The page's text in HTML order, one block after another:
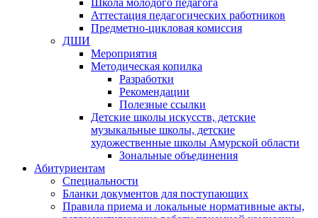
Школа молодого педагога
Аттестация педагогических работников
Предметно-цикловая комиссия
ДШИ
Мероприятия
Методическая копилка
Разработки
Рекомендации
Полезные ссылки
Детские школы искусств, детские
музыкальные школы, детские
художественные школы Амурской области
Зональные объединения
Абитуриентам
Специальности
Бланки документов для поступающих
Правила приема и локальные нормативные акты,